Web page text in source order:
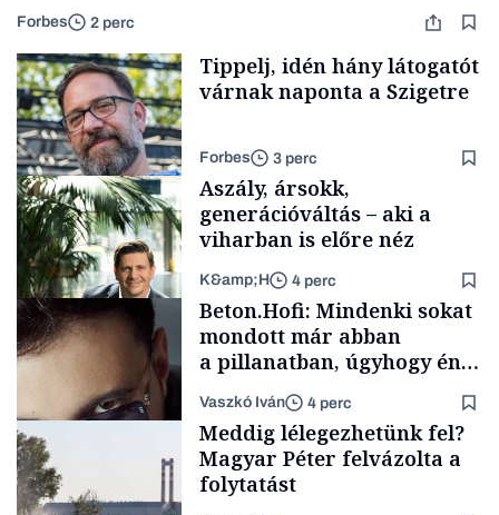
Forbes 2 perc
Kultúra
Tippelj, idén hány látogatót
várnak naponta a Szigetre
Forbes 3 perc
TÁMOGATÓI
Aszály, ársokk,
generációváltás – aki a
viharban is előre néz
K&amp;H 4 perc
Beton.Hofi: Mindenki sokat
mondott már abban
a pillanatban, úgyhogy én
a legsarkosabb
gondolataimat akartam
kimondani
Vaszkó Iván 4 perc
Meddig lélegezhetünk fel?
Magyar Péter felvázolta a
folytatást